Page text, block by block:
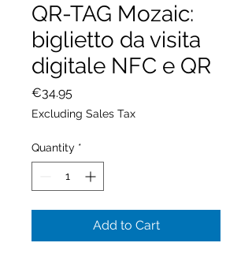
QR-TAG Mozaic:
biglietto da visita
digitale NFC e QR
€34.95Price
Excluding Sales Tax
Quantity *
Add to Cart